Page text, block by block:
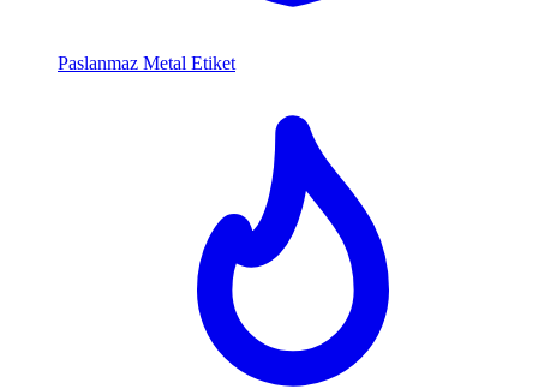
Paslanmaz Metal Etiket